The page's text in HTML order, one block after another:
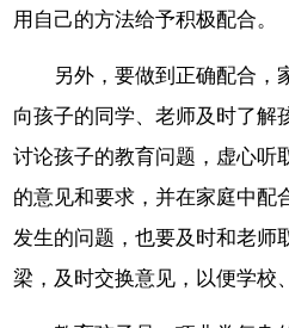
用自己的方法给予积极配合。
另外，要做到正确配合，
向孩子的同学、老师及时了解
讨论孩子的教育问题，虚心听
的意见和要求，并在家庭中配
发生的问题，也要及时和老师
梁，及时交换意见，以便学校